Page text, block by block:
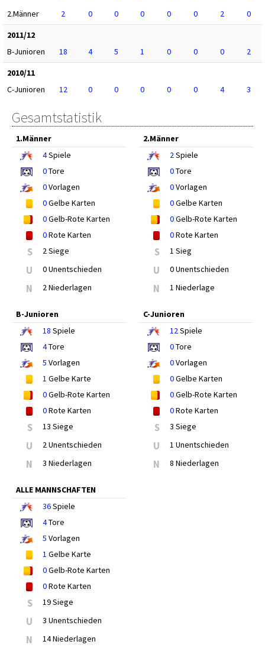
2.Männer
2 0 0 0 0 0 2
0
2011/12
B-Junioren
18 4 5 1 0 0 0
2
2010/11
C-Junioren
12 0 0 0 0 0 4 3
Gesamtstatistik
1.Männer
4Spiele
0Tore
0Vorlagen
0Gelbe Karten
0Gelb-Rote Karten
0Rote Karten
S 2 Siege
U 0 Unentschieden
N 2 Niederlagen
2.Männer
2Spiele
0Tore
0Vorlagen
0Gelbe Karten
0Gelb-Rote Karten
0Rote Karten
S 1 Sieg
U 0 Unentschieden
N 1 Niederlage
B-Junioren
18 Spiele
4Tore
5 Vorlagen
1 Gelbe Karte
0Gelb-Rote Karten
0Rote Karten
S 13 Siege
U 2 Unentschieden
N 3 Niederlagen
C-Junioren
12Spiele
0Tore
0Vorlagen
0Gelbe Karten
0Gelb-Rote Karten
0Rote Karten
S 3 Siege
U 1 Unentschieden
N 8 Niederlagen
ALLE MANNSCHAFTEN
36Spiele
4Tore
5 Vorlagen
1 Gelbe Karte
0Gelb-Rote Karten
0Rote Karten
S 19 Siege
U 3 Unentschieden
N 14 Niederlagen